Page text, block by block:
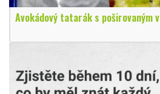
Avokádový tatarák s poširovaným